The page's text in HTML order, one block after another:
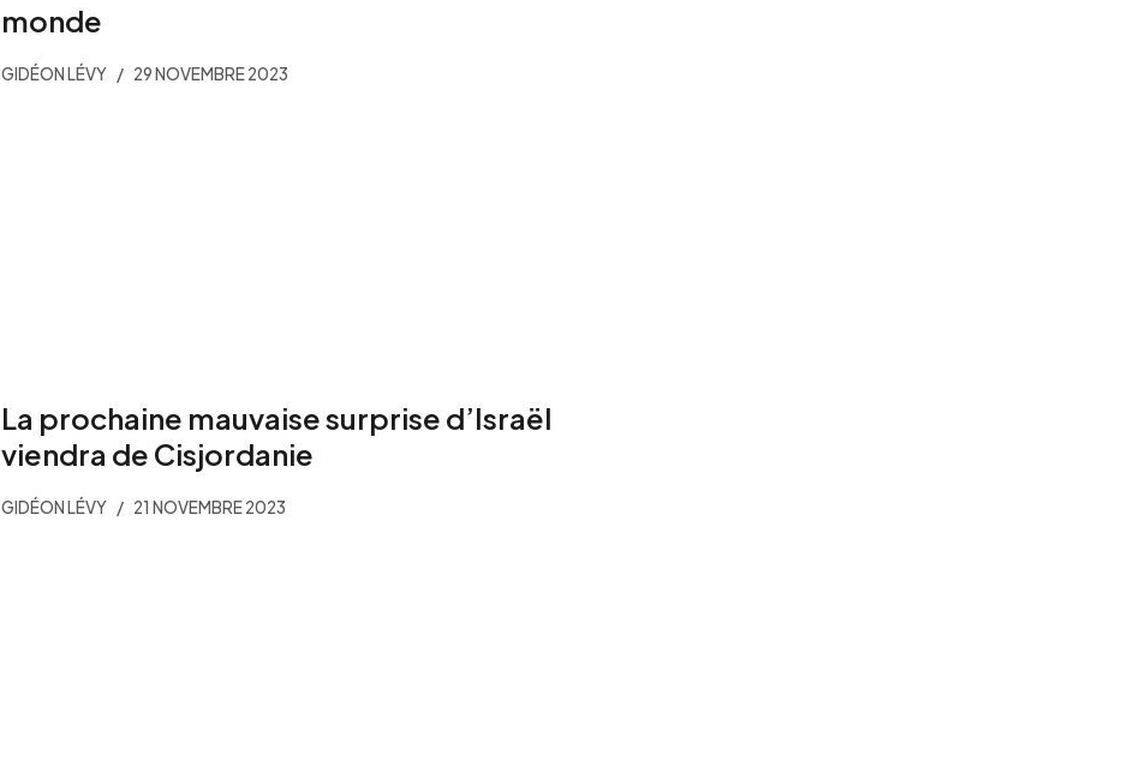
monde
GIDÉON LÉVY 29 NOVEMBRE 2023
La prochaine mauvaise surprise d’Israël
viendra de Cisjordanie
GIDÉON LÉVY 21 NOVEMBRE 2023